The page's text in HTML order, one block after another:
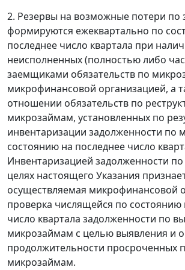
2. Резервы на возможные потери по
формируются ежеквартально по
последнее число квартала при
неисполненных (полностью либо
заемщиками обязательств по
микрофинансовой организацией, а
отношении обязательств по
микрозаймам, установленных по
инвентаризации задолженности по
состоянию на последнее число
Инвентаризацией задолженности
целях настоящего Указания
осуществляемая микрофинансовой
проверка числящейся по состоянию
число квартала задолженности по
микрозаймам с целью выявления и
продолжительности просроченных
микрозаймам.